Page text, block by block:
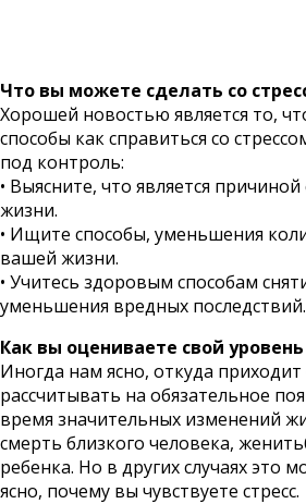
Что вы можете сделать со
Хорошей новостью является то,
способы как справиться со
под контроль:
• Выясните, что является
жизни.
• Ищите способы, уменьшения
вашей жизни.
• Учитесь здоровым способам
уменьшения вредных последствий.
Как вы оцениваете свой уровень
Иногда нам ясно, откуда
рассчитывать на обязательное
время значительных изменений
смерть близкого человека,
ребенка. Но в других случаях это
ясно, почему вы чувствуете стресс.